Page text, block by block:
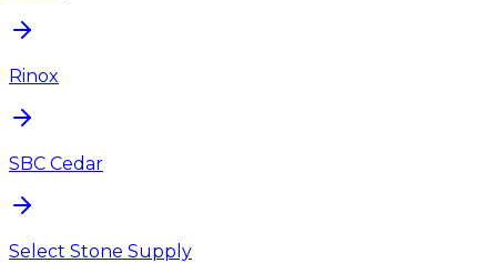
Rinox
SBC Cedar
Select Stone Supply